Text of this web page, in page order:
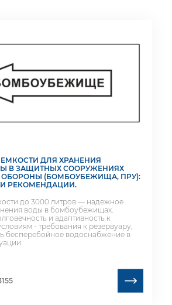
ДЛЯ ХРАНЕНИЯ
В ЗАЩИТНЫХ СООРУЖЕНИЯХ
(БОМБОУБЕЖИЩА, ПРУ):
РЕКОМЕНДАЦИИ.
до 3000 литров — надежное
воды в бомбоубежищах.
и адаптивность к
- требования к резервуару,
бесперебойное водоснабжение в